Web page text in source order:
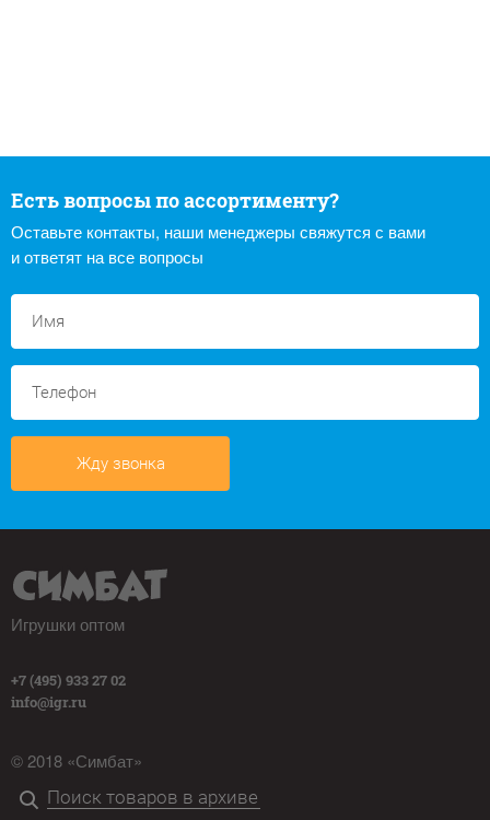
Есть вопросы по ассортименту?
Оставьте контакты, наши менеджеры свяжутся с вами
и ответят на все вопросы
Жду звонка
Игрушки оптом
+7 (495) 933 27 02
info@igr.ru
© 2018 «Симбат»